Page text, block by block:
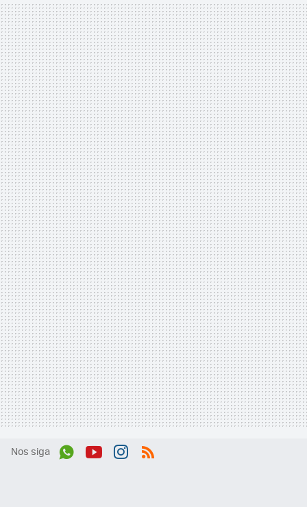
Nos siga